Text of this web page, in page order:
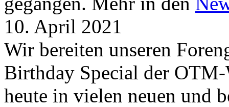
10. April 2021
Wir bereiten unseren
Birthday Special der
heute in vielen neuen und